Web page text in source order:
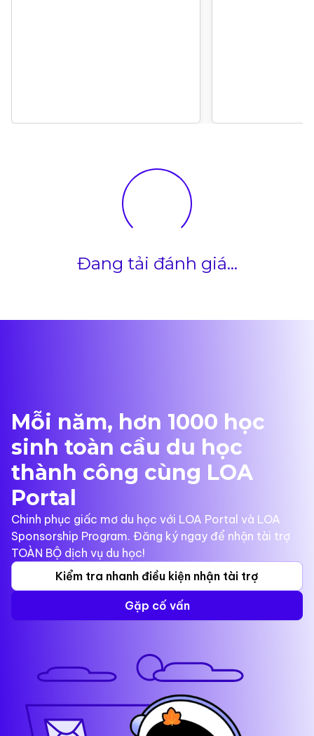
Đang tải đánh giá...
Mỗi năm, hơn 1000 học
sinh toàn cầu du học
thành công cùng LOA
Portal
Chinh phục giấc mơ du học với LOA Portal và LOA
Sponsorship Program. Đăng ký ngay để nhận tài trợ
TOÀN BỘ dịch vụ du học!
Kiểm tra nhanh điều kiện nhận tài trợ
Gặp cố vấn